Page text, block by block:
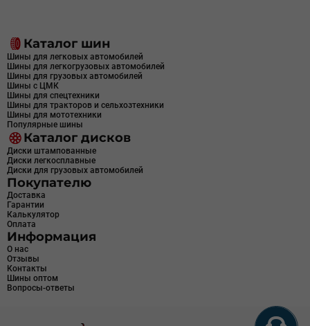
Каталог шин
Шины для легковых автомобилей
Шины для легкогрузовых автомобилей
Шины для грузовых автомобилей
Шины с ЦМК
Шины для спецтехники
Шины для тракторов и сельхозтехники
Шины для мототехники
Популярные шины
Каталог дисков
Диски штампованные
Диски легкосплавные
Диски для грузовых автомобилей
Покупателю
Доставка
Гарантии
Калькулятор
Оплата
Информация
О нас
Отзывы
Контакты
Шины оптом
Вопросы-ответы